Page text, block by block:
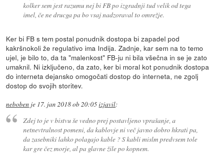
kolker sem jest razumu nej bi FB po izgradnji tud velik od tega
imel, če ne drucga pa bo vsaj nadzoraval to omrežje.
Ker bi FB s tem postal ponudnik dostopa bi zapadel pod
kakršnokoli že regulativo ima Indija. Zadnje, kar sem na to temo
ujel, je bilo to, da ta "malenkost" FB-ju ni bila všečna in se je zato
umaknil. Ni izključeno, da zato, ker bi moral kot ponudnik dostopa
do interneta dejansko omogočati dostop do interneta, ne zgolj
dostop do svojih storitev.
neboben je 17. jan 2018 ob 20:05izjavil:
Zdej to je v bistvu še vedno prej postavljeno vprašanje, a
netnevtralnost pomeni, da kablovje ni več javno dobro hkrati pa,
da zasebniki lahko polagajo kable ? S kabli mislm predvsem tole
kar gre čez morje, al pa glavne žile po kopnem.